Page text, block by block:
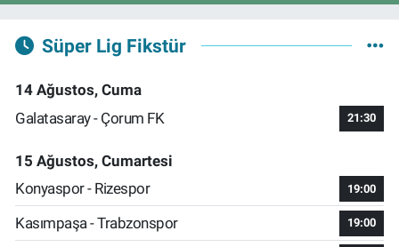
Süper Lig Fikstür
14 Ağustos, Cuma
Galatasaray - Çorum FK
21:30
15 Ağustos, Cumartesi
Konyaspor - Rizespor
19:00
Kasımpaşa - Trabzonspor 19:00